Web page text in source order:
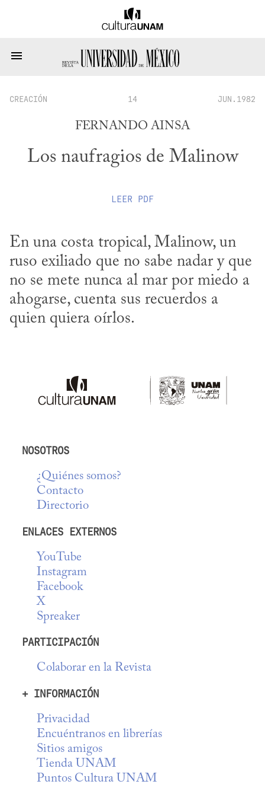
CREACIÓN 14 JUN.1982
FERNANDO AINSA
Los naufragios de Malinow
LEER PDF
En una costa tropical, Malinow, un
ruso exiliado que no sabe nadar y que
no se mete nunca al mar por miedo a
ahogarse, cuenta sus recuerdos a
quien quiera oírlos.
NOSOTROS
¿Quiénes somos?
Contacto
Directorio
ENLACES EXTERNOS
YouTube
Instagram
Facebook
X
Spreaker
PARTICIPACIÓN
Colaborar en la Revista
+ INFORMACIÓN
Privacidad
Encuéntranos en librerías
Sitios amigos
Tienda UNAM
Puntos Cultura UNAM